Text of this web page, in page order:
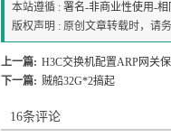
本站遵循 :署名-非商业性使用-相
版权声明 : 原创文章转载时，请
上一篇: H3C交换机配置ARP网关
下一篇: 贼船32G*2搞起
16条评论